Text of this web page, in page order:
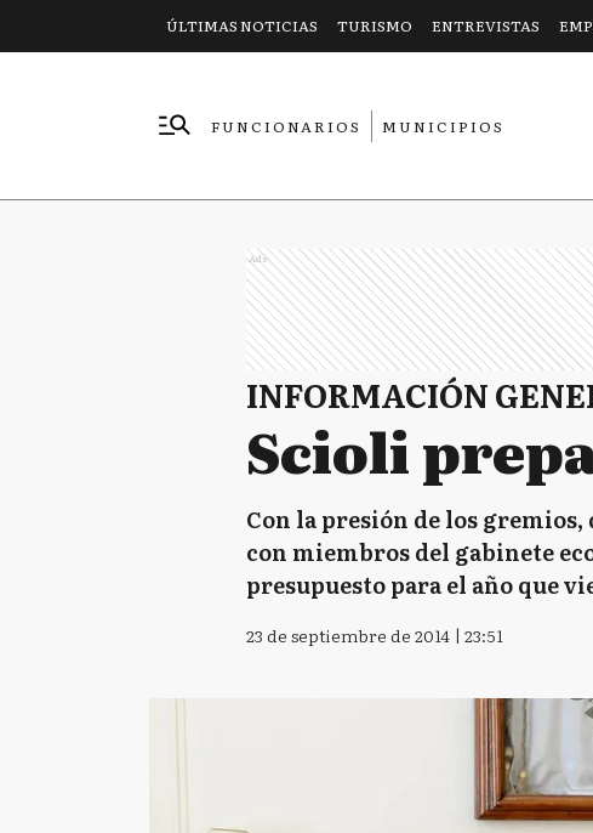
ÚLTIMAS NOTICIAS TURISMO ENTREVISTAS
FUNCIONARIOS
MUNICIPIOS
Ads
INFORMACIÓN
Scioli
Con la presión de los
con miembros del gabinete
presupuesto para el año que
23 de septiembre de 2014 | 23:51